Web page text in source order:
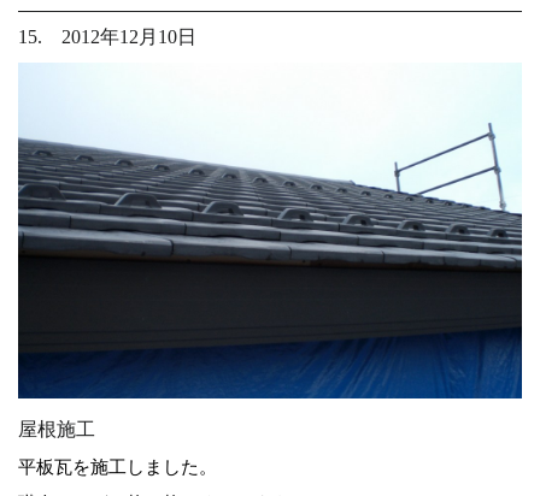
15. 2012年12月10日
屋根施工
平板瓦を施工しました。